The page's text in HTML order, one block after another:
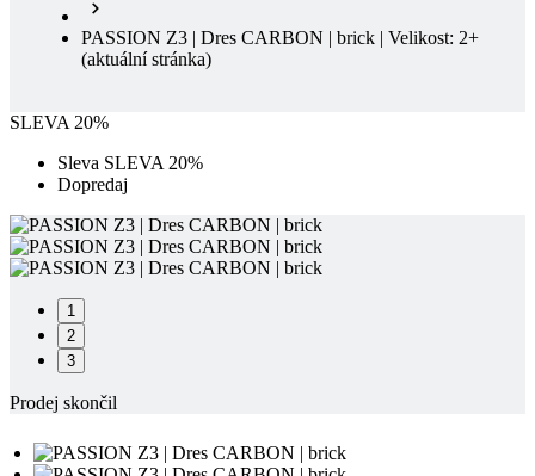
PASSION Z3 | Dres CARBON | brick | Velikost: 2+
(aktuální stránka)
SLEVA 20%
Sleva SLEVA 20%
Dopredaj
1
2
3
Prodej skončil